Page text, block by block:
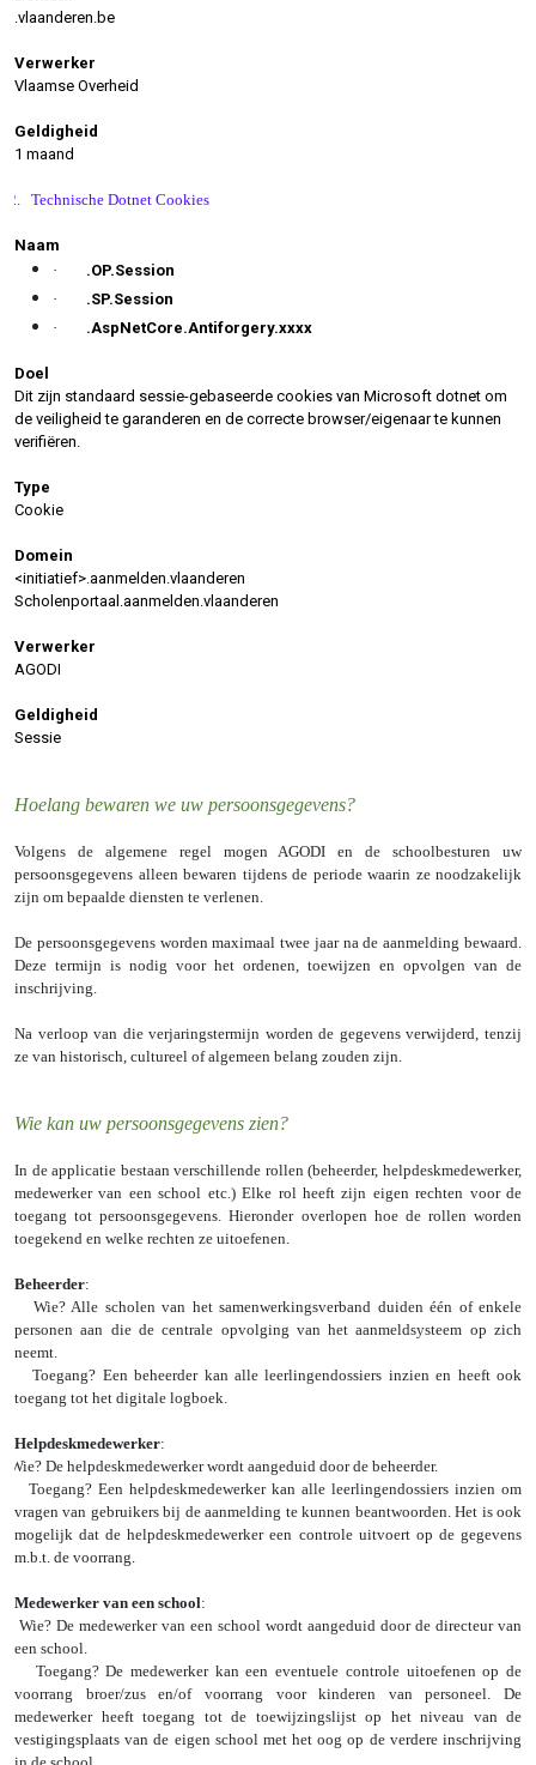
.vlaanderen.be
Verwerker
Vlaamse Overheid
Geldigheid
1 maand
Technische Dotnet Cookies
Naam
·
.OP.Session
·
.SP.Session
·
.AspNetCore.Antiforgery.xxxx
Doel
Dit zijn standaard sessie-gebaseerde cookies van Microsoft dotnet om
de veiligheid te garanderen en de correcte browser/eigenaar te kunnen
verifiëren.
Type
Cookie
Domein
<initiatief>.aanmelden.vlaanderen
Scholenportaal.aanmelden.vlaanderen
Verwerker
AGODI
Geldigheid
Sessie
Hoelang bewaren we uw persoonsgegevens?
Volgens de algemene regel mogen AGODI en de schoolbesturen uw
persoonsgegevens alleen bewaren tijdens de periode waarin ze noodzakelijk
zijn om bepaalde diensten te verlenen.
De persoonsgegevens worden maximaal twee jaar na de aanmelding bewaard.
Deze termijn is nodig voor het ordenen, toewijzen en opvolgen van de
inschrijving.
Na verloop van die verjaringstermijn worden de gegevens verwijderd, tenzij
ze van historisch, cultureel of algemeen belang zouden zijn.
Wie kan uw persoonsgegevens zien?
In de applicatie bestaan verschillende rollen (beheerder, helpdeskmedewerker,
medewerker van een school etc.) Elke rol heeft zijn eigen rechten voor de
toegang tot persoonsgegevens. Hieronder overlopen hoe de rollen worden
toegekend en welke rechten ze uitoefenen.
Beheerder:
Wie? Alle scholen van het samenwerkingsverband duiden één of enkele
personen aan die de centrale opvolging van het aanmeldsysteem op zich
neemt.
Toegang? Een beheerder kan alle leerlingendossiers inzien en heeft ook
toegang tot het digitale logboek.
Helpdeskmedewerker:
Wie? De helpdeskmedewerker wordt aangeduid door de beheerder.
Toegang? Een helpdeskmedewerker kan alle leerlingendossiers inzien om
vragen van gebruikers bij de aanmelding te kunnen beantwoorden. Het is ook
mogelijk dat de helpdeskmedewerker een controle uitvoert op de gegevens
m.b.t. de voorrang.
Medewerker van een school:
Wie? De medewerker van een school wordt aangeduid door de directeur van
een school.
Toegang? De medewerker kan een eventuele controle uitoefenen op de
voorrang broer/zus en/of voorrang voor kinderen van personeel. De
medewerker heeft toegang tot de toewijzingslijst op het niveau van de
vestigingsplaats van de eigen school met het oog op de verdere inschrijving